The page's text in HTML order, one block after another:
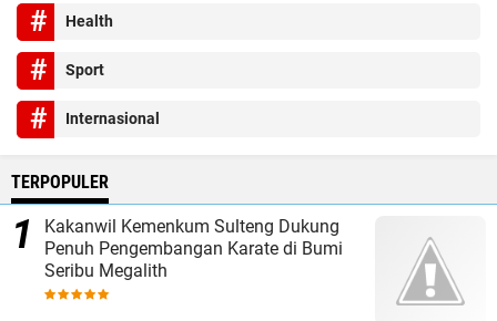
Health
Sport
Internasional
TERPOPULER
Kakanwil Kemenkum Sulteng Dukung
Penuh Pengembangan Karate di Bumi
Seribu Megalith